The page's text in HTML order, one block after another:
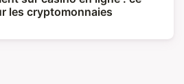
les cryptomonnaies